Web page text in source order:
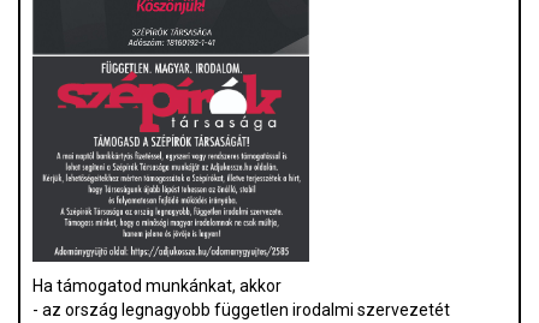
Ha támogatod munkánkat, akkor
- az ország legnagyobb független irodalmi szervezetét